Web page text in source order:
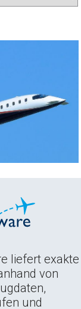
liefert exakte
von
und